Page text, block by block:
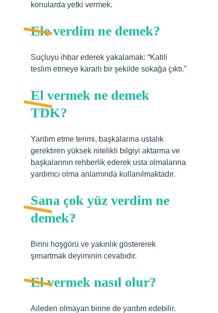
konularda yetki vermek.
Ele verdim ne demek?
Suçluyu ihbar ederek yakalamak: “Katili
teslim etmeye kararlı bir şekilde sokağa çıktı.”
El vermek ne demek
TDK?
Yardım etme terimi, başkalarına ustalık
gerektiren yüksek nitelikli bilgiyi aktarma ve
başkalarının rehberlik ederek usta olmalarına
yardımcı olma anlamında kullanılmaktadır.
Sana çok yüz verdim ne
demek?
Birini hoşgörü ve yakınlık göstererek
şımartmak deyiminin cevabıdır.
El vermek nasıl olur?
Aileden olmayan birine de yardım edebilir.